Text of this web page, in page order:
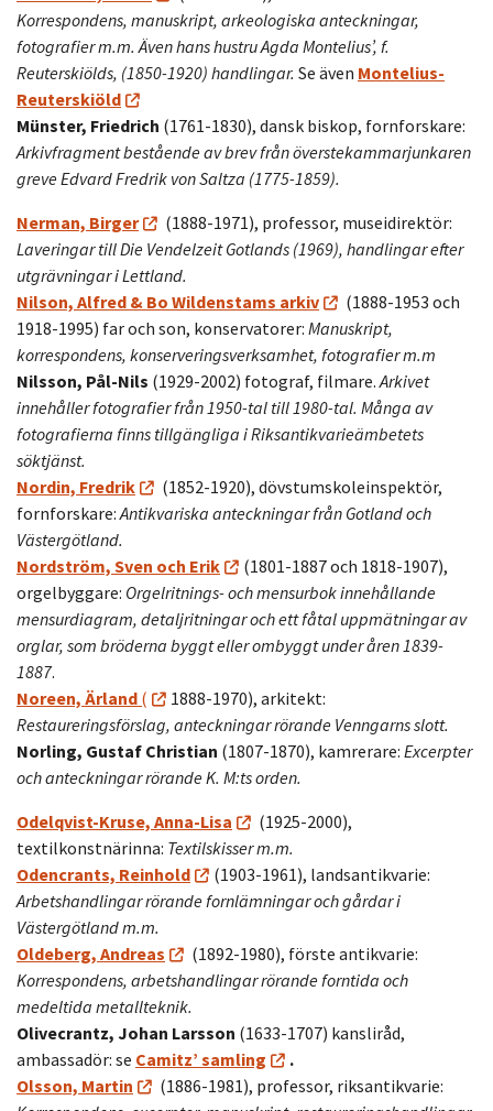
Korrespondens, manuskript, arkeologiska anteckningar,
fotografier m.m. Även hans hustru Agda Montelius’, f.
Reuterskiölds, (1850-1920) handlingar. Se även Montelius-
Reuterskiöld
Münster, Friedrich (1761-1830), dansk biskop, fornforskare:
Arkivfragment bestående av brev från överstekammarjunkaren
greve Edvard Fredrik von Saltza (1775-1859).
Nerman, Birger
(1888-1971), professor, museidirektör:
Laveringar till Die Vendelzeit Gotlands (1969), handlingar efter
utgrävningar i Lettland.
Nilson, Alfred & Bo Wildenstams arkiv
(1888-1953 och
1918-1995) far och son, konservatorer: Manuskript,
korrespondens, konserveringsverksamhet, fotografier m.m
Nilsson, Pål-Nils (1929-2002) fotograf, filmare. Arkivet
innehåller fotografier från 1950-tal till 1980-tal. Många av
fotografierna finns tillgängliga i Riksantikvarieämbetets
söktjänst.
Nordin, Fredrik
(1852-1920), dövstumskoleinspektör,
fornforskare: Antikvariska anteckningar från Gotland och
Västergötland.
Nordström, Sven och Erik
(1801-1887 och 1818-1907),
orgelbyggare: Orgelritnings- och mensurbok innehållande
mensurdiagram, detaljritningar och ett fåtal uppmätningar av
orglar, som bröderna byggt eller ombyggt under åren 1839-
1887.
Noreen, Ärland (
1888-1970), arkitekt:
Restaureringsförslag, anteckningar rörande Venngarns slott.
Norling, Gustaf Christian (1807-1870), kamrerare: Excerpter
och anteckningar rörande K. M:ts orden.
Odelqvist-Kruse, Anna-Lisa
(1925-2000),
textilkonstnärinna: Textilskisser m.m.
Odencrants, Reinhold
(1903-1961), landsantikvarie:
Arbetshandlingar rörande fornlämningar och gårdar i
Västergötland m.m.
Oldeberg, Andreas
(1892-1980), förste antikvarie:
Korrespondens, arbetshandlingar rörande forntida och
medeltida metallteknik.
Olivecrantz, Johan Larsson (1633-1707) kansliråd,
ambassadör: se Camitz’ samling
.
Olsson, Martin
(1886-1981), professor, riksantikvarie: